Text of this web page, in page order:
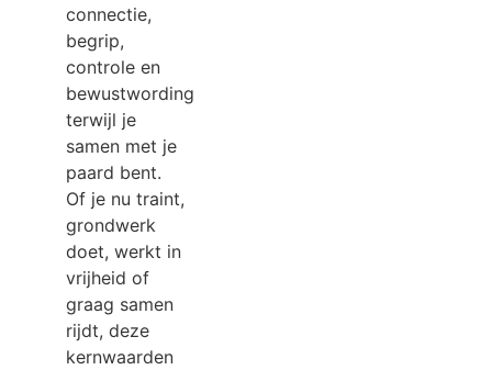
connectie,
begrip,
controle en
bewustwording
terwijl je
samen met je
paard bent.
Of je nu traint,
grondwerk
doet, werkt in
vrijheid of
graag samen
rijdt, deze
kernwaarden